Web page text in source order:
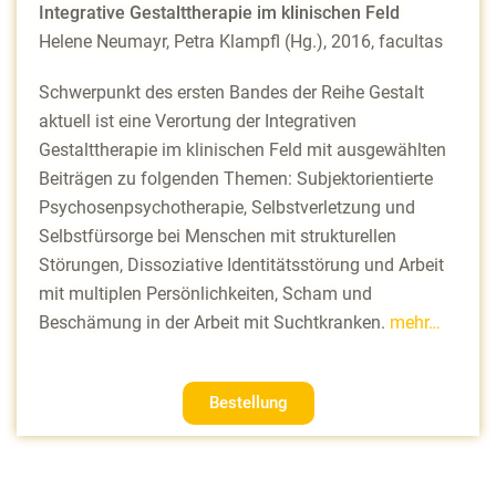
Integrative Gestalttherapie im klinischen Feld
Helene Neumayr, Petra Klampfl (Hg.), 2016, facultas
Schwerpunkt des ersten Bandes der Reihe Gestalt
aktuell ist eine Verortung der Integrativen
Gestalttherapie im klinischen Feld mit ausgewählten
Beiträgen zu folgenden Themen: Subjektorientierte
Psychosenpsychotherapie, Selbstverletzung und
Selbstfürsorge bei Menschen mit strukturellen
Störungen, Dissoziative Identitätsstörung und Arbeit
mit multiplen Persönlichkeiten, Scham und
Beschämung in der Arbeit mit Suchtkranken. mehr…
Bestellung